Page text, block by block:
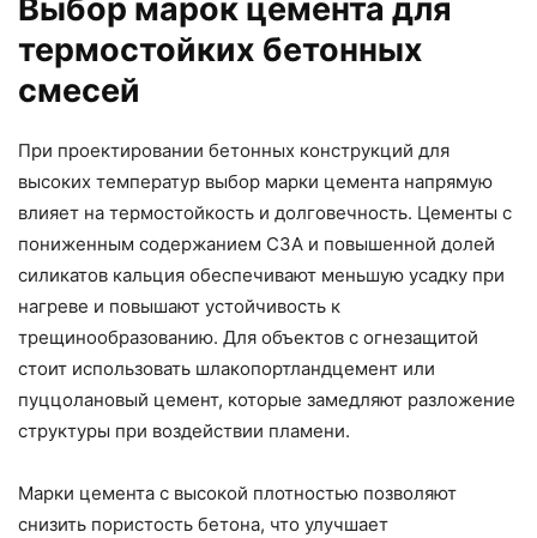
Выбор марок цемента для
термостойких бетонных
смесей
При проектировании бетонных конструкций для
высоких температур выбор марки цемента напрямую
влияет на термостойкость и долговечность. Цементы с
пониженным содержанием C3A и повышенной долей
силикатов кальция обеспечивают меньшую усадку при
нагреве и повышают устойчивость к
трещинообразованию. Для объектов с огнезащитой
стоит использовать шлакопортландцемент или
пуццолановый цемент, которые замедляют разложение
структуры при воздействии пламени.
Марки цемента с высокой плотностью позволяют
снизить пористость бетона, что улучшает